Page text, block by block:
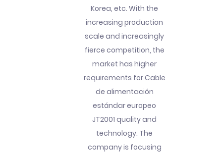
Korea, etc. With the
increasing production
scale and increasingly
fierce competition, the
market has higher
requirements for Cable
de alimentación
estándar europeo
JT2001 quality and
technology. The
company is focusing